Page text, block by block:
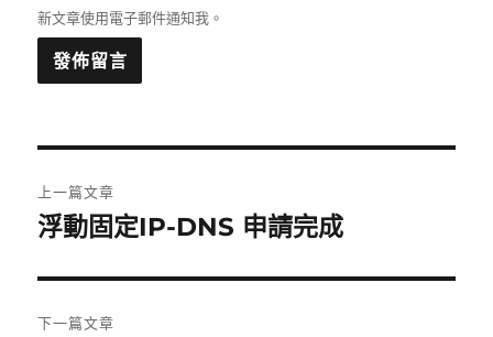
新文章使用電子郵件通知我。
章
覽
上一篇文章
上
篇
文
浮動固定IP-DNS 申請完成
下一篇文章